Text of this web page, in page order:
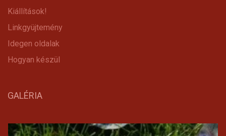
Kiállítások!
Linkgyüjtemény
Idegen oldalak
Hogyan készül
GALÉRIA